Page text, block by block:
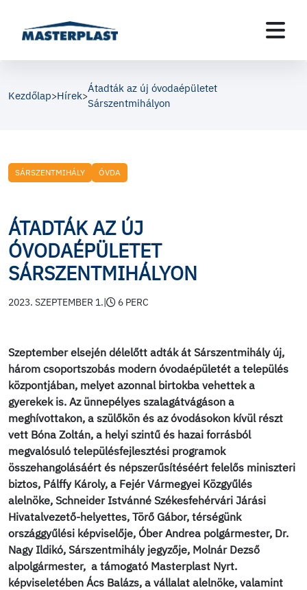
Kezdőlap>Hírek>
Átadták az új óvodaépületet
Sárszentmihályon
SÁRSZENTMIHÁLY ÓVDA
ÁTADTÁK AZ ÚJ
ÓVODAÉPÜLETET
SÁRSZENTMIHÁLYON
2023. SZEPTEMBER 1.| 6 PERC
Szeptember elsején délelőtt adták át Sárszentmihály új,
három csoportszobás modern óvodaépületét a település
központjában, melyet azonnal birtokba vehettek a
gyerekek is. Az ünnepélyes szalagátvágáson a
meghívottakon, a szülőkön és az óvodásokon kívül részt
vett Bóna Zoltán, a helyi szintű és hazai forrásból
megvalósuló településfejlesztési programok
összehangolásáért és népszerűsítéséért felelős miniszteri
biztos, Pálffy Károly, a Fejér Vármegyei Közgyűlés
alelnöke, Schneider Istvánné Székesfehérvári Járási
Hivatalvezető-helyettes, Törő Gábor, térségünk
országgyűlési képviselője, Óber Andrea polgármester, Dr.
Nagy Ildikó, Sárszentmihály jegyzője, Molnár Dezső
alpolgármester, a támogató Masterplast Nyrt.
képviseletében Ács Balázs, a vállalat alelnöke, valamint